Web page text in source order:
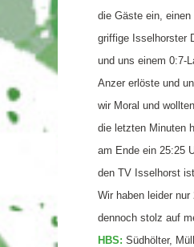
die Gäste ein,
griffige Isselhorster
und uns einem 0:7-
Anzer erlöste und
wir Moral und
die letzten Minuten
am Ende ein 25:25
den TV Isselhorst
Wir haben leider
dennoch stolz auf
HBS: Südhölter,